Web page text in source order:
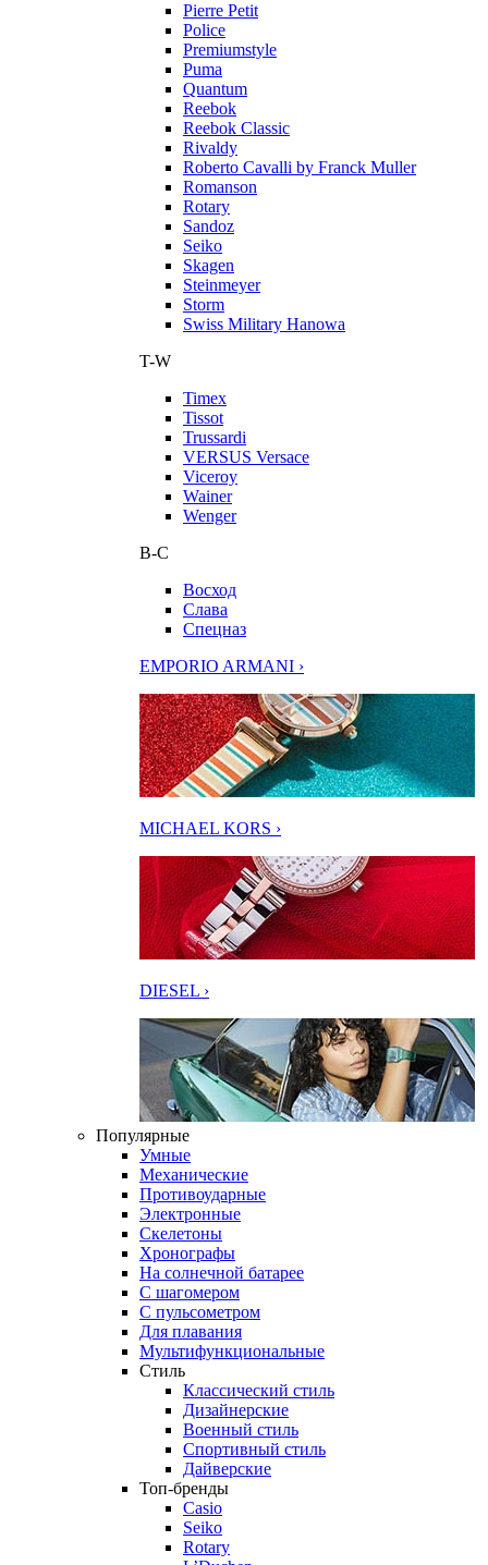
Pierre Petit
Police
Premiumstyle
Puma
Quantum
Reebok
Reebok Classic
Rivaldy
Roberto Cavalli by Franck Muller
Romanson
Rotary
Sandoz
Seiko
Skagen
Steinmeyer
Storm
Swiss Military Hanowa
T-W
Timex
Tissot
Trussardi
VERSUS Versace
Viceroy
Wainer
Wenger
В-С
Восход
Слава
Спецназ
EMPORIO ARMANI ›
MICHAEL KORS ›
DIESEL ›
Популярные
Умные
Механические
Противоударные
Электронные
Скелетоны
Хронографы
На солнечной батарее
С шагомером
С пульсометром
Для плавания
Мультифункциональные
Стиль
Классический стиль
Дизайнерские
Военный стиль
Спортивный стиль
Дайверские
Топ-бренды
Casio
Seiko
Rotary